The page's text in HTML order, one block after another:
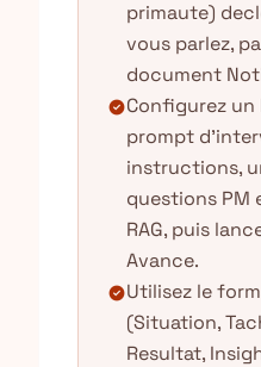
primaute)
vous parlez,
document
check_circleConfigurez un
prompt
instructions,
questions PM
RAG, puis
Avance.
check_circleUtilisez le
(Situation,
Resultat,